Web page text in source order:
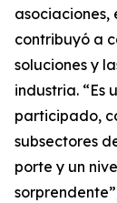
asociaciones,
contribuyó a
soluciones y
industria. “Es
participado,
subsectores
porte y un